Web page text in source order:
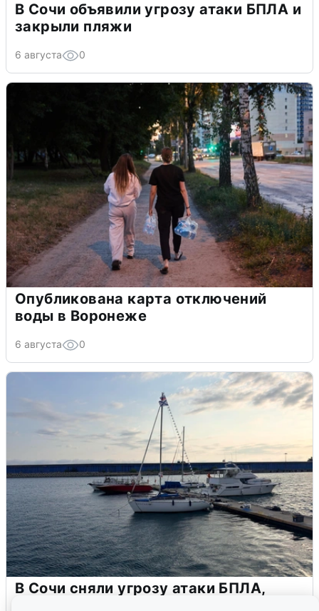
В Сочи объявили угрозу атаки БПЛА и
закрыли пляжи
6 августа 0
Опубликована карта отключений
воды в Воронеже
6 августа 0
В Сочи сняли угрозу атаки БПЛА,